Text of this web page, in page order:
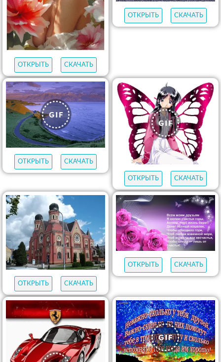
ОТКРЫТЬ СКАЧАТЬ
ОТКРЫТЬ СКАЧАТЬ
ОТКРЫТЬ СКАЧАТЬ
ОТКРЫТЬ СКАЧАТЬ
ОТКРЫТЬ СКАЧАТЬ
ОТКРЫТЬ СКАЧАТЬ